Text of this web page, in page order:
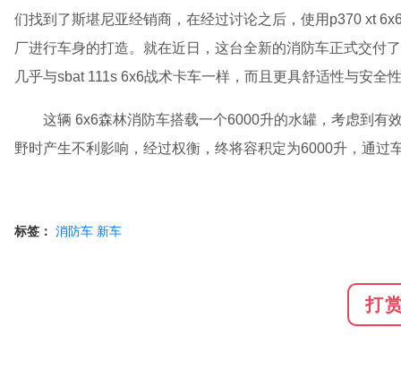
们找到了斯堪尼亚经销商，在经过讨论之后，使用p370 xt
厂进行车身的打造。就在近日，这台全新的消防车正式交付
几乎与sbat 111s 6x6战术卡车一样，而且更具舒适性与安全
这辆 6x6森林消防车搭载一个6000升的水罐，考虑到有
野时产生不利影响，经过权衡，终将容积定为6000升，通过
标签： 消防车 新车
打